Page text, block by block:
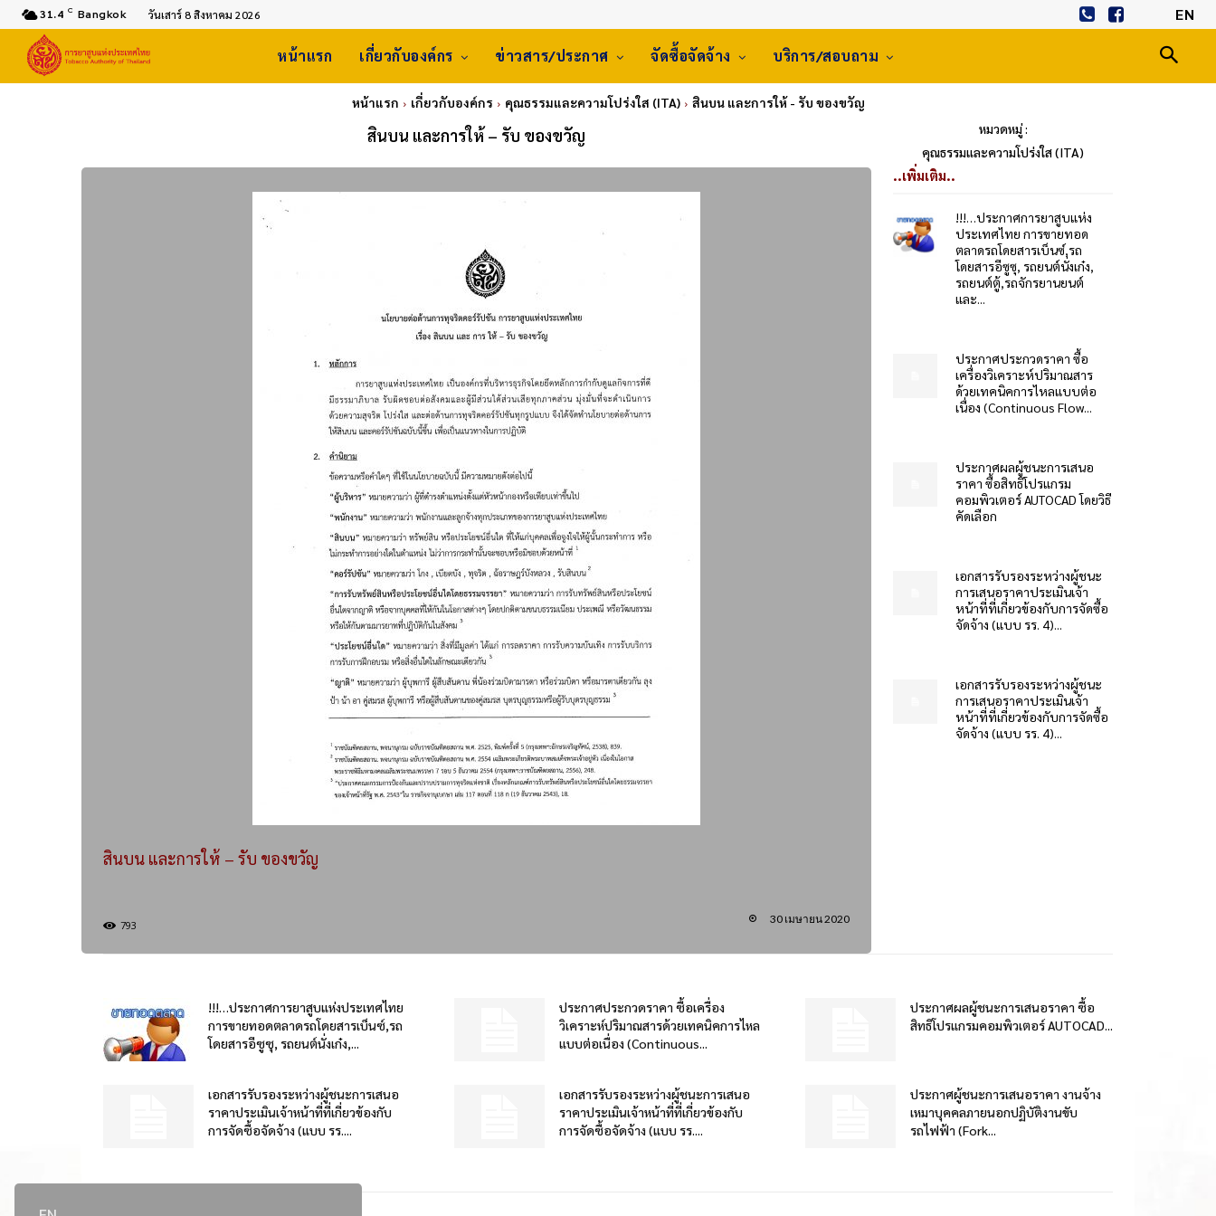
31.4 C Bangkok วันเสาร์ 8 สิงหาคม 2026 EN
หน้าแรก เกี่ยวกับองค์กร ข่าวสาร/ประกาศ จัดซื้อจัดจ้าง บริการ/สอบถาม
หน้าแรก เกี่ยวกับองค์กร คุณธรรมและความโปร่งใส (ITA) สินบน และการให้ - รับ ของขวัญ
สินบน และการให้ – รับ ของขวัญ
หมวดหมู่ :
คุณธรรมและความโปร่งใส (ITA)
สินบน และการให้ – รับ ของขวัญ
793 30 เมษายน 2020
..เพิ่มเติม..
!!!…ประกาศการยาสูบแห่ง
ประเทศไทย การขายทอด
ตลาดรถโดยสารเบ็นซ์,รถ
โดยสารอีซูซุ, รถยนต์นั่งเก๋ง,
รถยนต์ตู้,รถจักรยานยนต์
และ...
ประกาศประกวดราคา ซื้อ
เครื่องวิเคราะห์ปริมาณสาร
ด้วยเทคนิคการไหลแบบต่อ
เนื่อง (Continuous Flow...
ประกาศผลผู้ชนะการเสนอ
ราคา ซื้อสิทธิโปรแกรม
คอมพิวเตอร์ AUTOCAD โดยวิธี
คัดเลือก
เอกสารรับรองระหว่างผู้ชนะ
การเสนอราคาประเมินเจ้า
หน้าที่ที่เกี่ยวข้องกับการจัดซื้อ
จัดจ้าง (แบบ รร. 4)...
เอกสารรับรองระหว่างผู้ชนะ
การเสนอราคาประเมินเจ้า
หน้าที่ที่เกี่ยวข้องกับการจัดซื้อ
จัดจ้าง (แบบ รร. 4)...
!!!…ประกาศการยาสูบแห่งประเทศไทย
การขายทอดตลาดรถโดยสารเบ็นซ์,รถ
โดยสารอีซูซุ, รถยนต์นั่งเก๋ง,...
ประกาศประกวดราคา ซื้อเครื่อง
วิเคราะห์ปริมาณสารด้วยเทคนิคการไหล
แบบต่อเนื่อง (Continuous...
ประกาศผลผู้ชนะการเสนอราคา ซื้อ
สิทธิโปรแกรมคอมพิวเตอร์ AUTOCAD...
เอกสารรับรองระหว่างผู้ชนะการเสนอ
ราคาประเมินเจ้าหน้าที่ที่เกี่ยวข้องกับ
การจัดซื้อจัดจ้าง (แบบ รร....
เอกสารรับรองระหว่างผู้ชนะการเสนอ
ราคาประเมินเจ้าหน้าที่ที่เกี่ยวข้องกับ
การจัดซื้อจัดจ้าง (แบบ รร....
ประกาศผู้ชนะการเสนอราคา งานจ้าง
เหมาบุคคลภายนอกปฏิบัติงานขับ
รถไฟฟ้า (Fork...